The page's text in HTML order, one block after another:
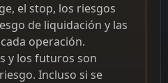
el stop, los riesgos
de liquidación y las
operación.
y los futuros son
Incluso si se